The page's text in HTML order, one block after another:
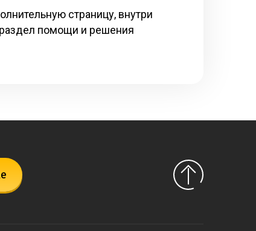
страницу, внутри
помощи и решения